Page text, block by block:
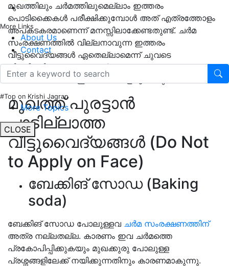
More Links
About Us
Contact
#Top on Krishi Jagran
More Topics
CLOSE
മുഖത്തിലും ചർമത്തിലുമെല്ലാം ഇത്തരം
പൊടിക്കൈകൾ പരീക്ഷിക്കുമ്പോൾ അത് എത്രത്തോളം
അപകടകരമാണെന്ന് മനസ്സിലാക്കേണ്ടതുണ്ട്. ചർമ
സംരക്ഷണത്തിൽ വില്ലനാവുന്ന ഇത്തരം
വീട്ടുവൈദ്യങ്ങൾ ഏതെല്ലാമെന്ന് ചുവടെ
വിശദീകരിക്കുന്നു. എന്നാൽ എല്ലാ നാട്ടുവൈദ്യങ്ങളും
അപകടമാണെന്ന് ഇത് കൊണ്ട് ഉദ്ദേശിക്കുന്നില്ല.
മുഖത്ത് പുരട്ടാൻ
പാടില്ലാത്ത
വീട്ടുവൈദ്യങ്ങൾ (Do Not
to Apply on Face)
ബേക്കിങ് സോഡ (Baking
soda)
ബേക്കിങ് സോഡ പോലുള്ളവ ചർമ സംരക്ഷണത്തിന്
അത്ര നല്ലതല്ല. കാരണം ഇവ ചർമത്തെ
പ്രകോപിപ്പിക്കുകയും മുഖക്കുരു പോലുള്ള
പ്രശ്നങ്ങളിലേക്ക് നയിക്കുന്നതിനും കാരണമാകുന്നു.